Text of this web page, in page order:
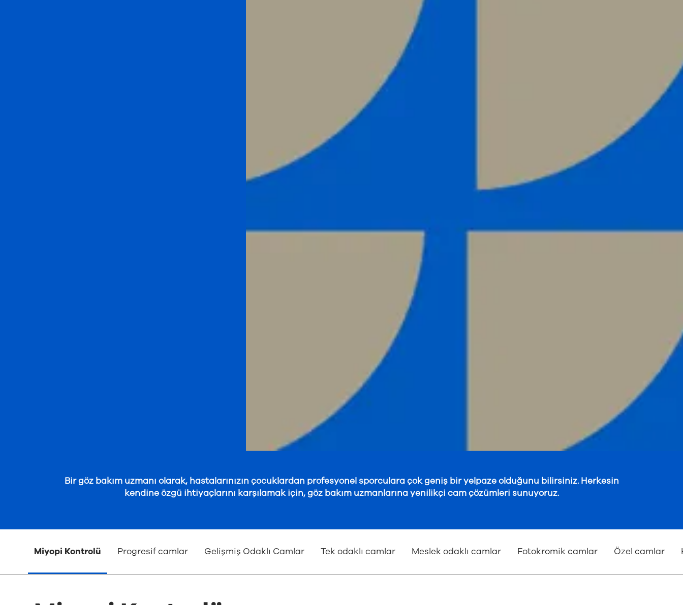
Bir göz bakım uzmanı olarak, hastalarınızın çocuklardan profesyonel sporculara çok geniş bir yelpaze olduğunu bilirsiniz. Herkesin
kendine özgü ihtiyaçlarını karşılamak için, göz bakım uzmanlarına yenilikçi cam çözümleri sunuyoruz.
Miyopi Kontrolü Progresif camlar Gelişmiş Odaklı Camlar Tek odaklı camlar Meslek odaklı camlar Fotokromik camlar Özel camlar